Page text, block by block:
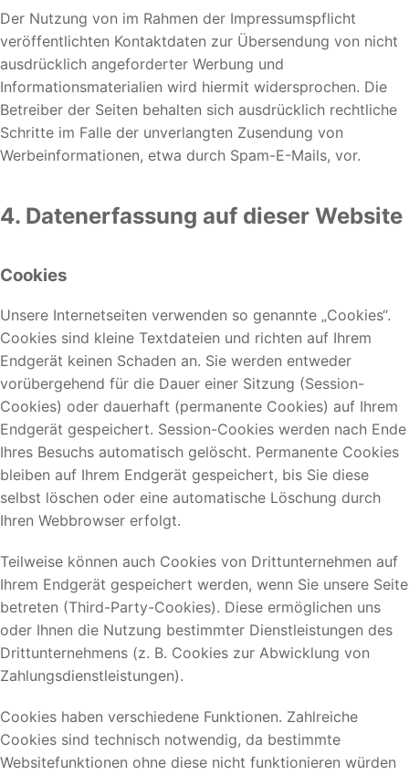
Der Nutzung von im Rahmen der Impressumspflicht
veröffentlichten Kontaktdaten zur Übersendung von nicht
ausdrücklich angeforderter Werbung und
Informationsmaterialien wird hiermit widersprochen. Die
Betreiber der Seiten behalten sich ausdrücklich rechtliche
Schritte im Falle der unverlangten Zusendung von
Werbeinformationen, etwa durch Spam-E-Mails, vor.
4. Datenerfassung auf dieser Website
Cookies
Unsere Internetseiten verwenden so genannte „Cookies“.
Cookies sind kleine Textdateien und richten auf Ihrem
Endgerät keinen Schaden an. Sie werden entweder
vorübergehend für die Dauer einer Sitzung (Session-
Cookies) oder dauerhaft (permanente Cookies) auf Ihrem
Endgerät gespeichert. Session-Cookies werden nach Ende
Ihres Besuchs automatisch gelöscht. Permanente Cookies
bleiben auf Ihrem Endgerät gespeichert, bis Sie diese
selbst löschen oder eine automatische Löschung durch
Ihren Webbrowser erfolgt.
Teilweise können auch Cookies von Drittunternehmen auf
Ihrem Endgerät gespeichert werden, wenn Sie unsere Seite
betreten (Third-Party-Cookies). Diese ermöglichen uns
oder Ihnen die Nutzung bestimmter Dienstleistungen des
Drittunternehmens (z. B. Cookies zur Abwicklung von
Zahlungsdienstleistungen).
Cookies haben verschiedene Funktionen. Zahlreiche
Cookies sind technisch notwendig, da bestimmte
Websitefunktionen ohne diese nicht funktionieren würden